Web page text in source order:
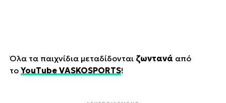
Όλα τα παιχνίδια μεταδίδονται ζωντανά από
το YouTube VASKOSPORTS!